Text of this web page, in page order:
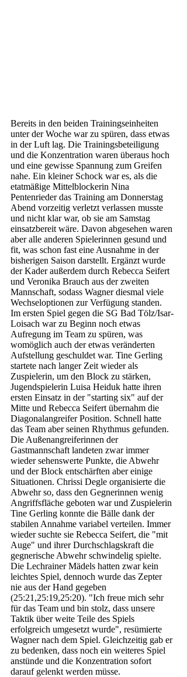
Bereits in den beiden Trainingseinheiten
unter der Woche war zu spüren, dass etwas
in der Luft lag. Die Trainingsbeteiligung
und die Konzentration waren überaus hoch
und eine gewisse Spannung zum Greifen
nahe. Ein kleiner Schock war es, als die
etatmäßige Mittelblockerin Nina
Pentenrieder das Training am Donnerstag
Abend vorzeitig verletzt verlassen musste
und nicht klar war, ob sie am Samstag
einsatzbereit wäre. Davon abgesehen waren
aber alle anderen Spielerinnen gesund und
fit, was schon fast eine Ausnahme in der
bisherigen Saison darstellt. Ergänzt wurde
der Kader außerdem durch Rebecca Seifert
und Veronika Brauch aus der zweiten
Mannschaft, sodass Wagner diesmal viele
Wechseloptionen zur Verfügung standen.
Im ersten Spiel gegen die SG Bad Tölz/Isar-
Loisach war zu Beginn noch etwas
Aufregung im Team zu spüren, was
womöglich auch der etwas veränderten
Aufstellung geschuldet war. Tine Gerling
startete nach langer Zeit wieder als
Zuspielerin, um den Block zu stärken,
Jugendspielerin Luisa Heiduk hatte ihren
ersten Einsatz in der "starting six" auf der
Mitte und Rebecca Seifert übernahm die
Diagonalangreifer Position. Schnell hatte
das Team aber seinen Rhythmus gefunden.
Die Außenangreiferinnen der
Gastmannschaft landeten zwar immer
wieder sehenswerte Punkte, die Abwehr
und der Block entschärften aber einige
Situationen. Chrissi Degle organisierte die
Abwehr so, dass den Gegnerinnen wenig
Angriffsfläche geboten war und Zuspielerin
Tine Gerling konnte die Bälle dank der
stabilen Annahme variabel verteilen. Immer
wieder suchte sie Rebecca Seifert, die "mit
Auge" und ihrer Durchschlagskraft die
gegnerische Abwehr schwindelig spielte.
Die Lechrainer Mädels hatten zwar kein
leichtes Spiel, dennoch wurde das Zepter
nie aus der Hand gegeben
(25:21,25:19,25:20). "Ich freue mich sehr
für das Team und bin stolz, dass unsere
Taktik über weite Teile des Spiels
erfolgreich umgesetzt wurde", resümierte
Wagner nach dem Spiel. Gleichzeitig gab er
zu bedenken, dass noch ein weiteres Spiel
anstünde und die Konzentration sofort
darauf gelenkt werden müsse.